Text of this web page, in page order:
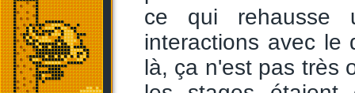
ce qui rehausse
interactions avec le
là, ça n'est pas très